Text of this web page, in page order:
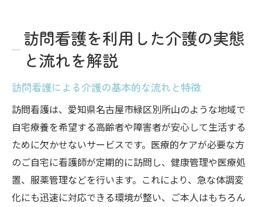
介護現場で重視される訪問看護の支援内容
実際に役立つ訪問看護の選び方と手順
訪問看護選びに必要なポイントを徹底解説
訪問看護ステーションの比較基準と選び方
自宅に合った訪問看護サービスの見極め方
訪問看護導入前に確認したい手続きと流れ
信頼できる訪問看護の選定方法を具体的に
紹介
介護を支える訪問看護の安心ポイントとは
訪問看護を利用した介護の実態
と流れを解説
訪問看護による介護の基本的な流れと特徴
訪問看護は、愛知県名古屋市緑区別所山のような地域で
自宅療養を希望する高齢者や障害者が安心して生活する
ために欠かせないサービスです。医療的ケアが必要な方
のご自宅に看護師が定期的に訪問し、健康管理や医療処
置、服薬管理などを行います。これにより、急な体調変
化にも迅速に対応できる環境が整い、ご本人はもちろん